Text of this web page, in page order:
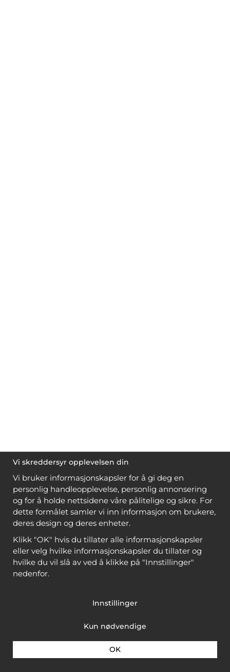
Vi skreddersyr opplevelsen din
Vi bruker informasjonskapsler for å gi deg en
personlig handleopplevelse, personlig annonsering
og for å holde nettsidene våre pålitelige og sikre. For
dette formålet samler vi inn informasjon om brukere,
deres design og deres enheter.
Klikk "OK" hvis du tillater alle informasjonskapsler
eller velg hvilke informasjonskapsler du tillater og
hvilke du vil slå av ved å klikke på "Innstillinger"
nedenfor.
Innstillinger
Kun nødvendige
OK